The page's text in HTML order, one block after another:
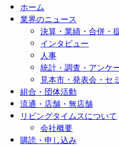
ホーム
業界のニュース
決算・業績・合併・
インタビュー
人事
統計・調査・アンケ
見本市・発表会・セ
組合・団体活動
流通・店舗・無店舗
リビングタイムスについて
会社概要
購読・申し込み